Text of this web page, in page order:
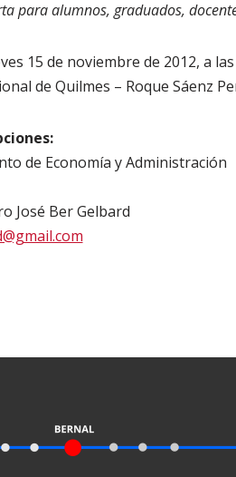
para alumnos, graduados,
15 de noviembre de 2012, a
de Quilmes – Roque Sáenz
de Economía y Administración
José Ber Gelbard